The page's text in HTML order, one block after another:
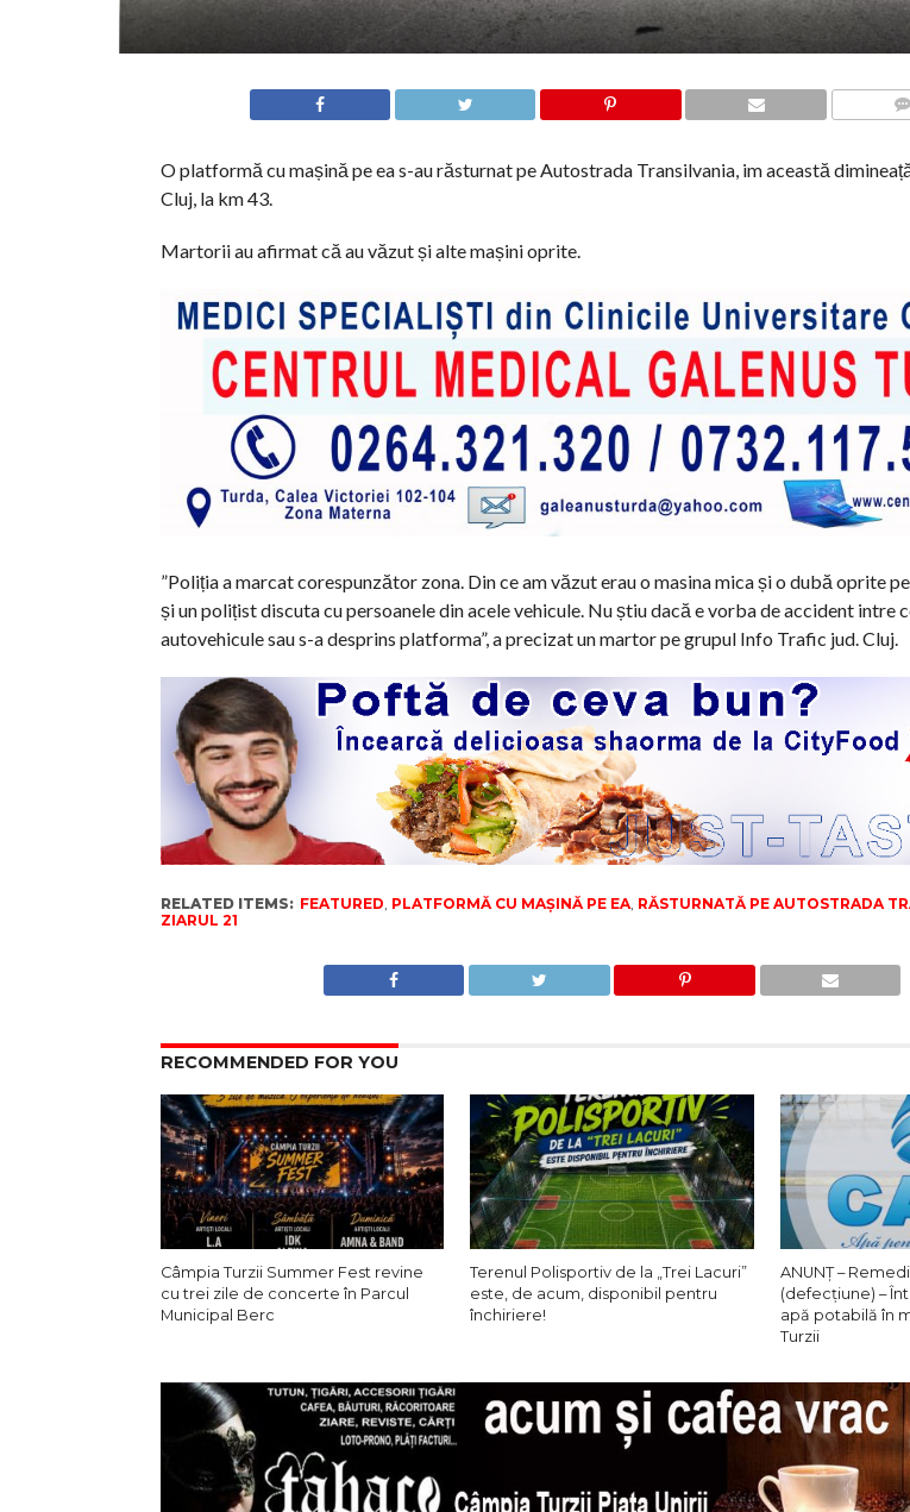
O platformă cu mașină pe ea s-au răsturnat pe Autostrada Transilvania, im această
Cluj, la km 43.
Martorii au afirmat că au văzut și alte mașini oprite.
”Poliția a marcat corespunzător zona. Din ce am văzut erau o masina mica și o dubă oprite
și un polițist discuta cu persoanele din acele vehicule. Nu știu dacă e vorba de accident intre
autovehicule sau s-a desprins platforma”, a precizat un martor pe grupul Info Trafic jud. Cluj.
RELATED ITEMS: FEATURED, PLATFORMĂ CU MAȘINĂ PE EA, RĂSTURNATĂ PE AUTOSTRADA
ZIARUL 21
RECOMMENDED FOR YOU
Câmpia Turzii Summer Fest revine
cu trei zile de concerte în Parcul
Municipal Berc
Terenul Polisportiv de la „Trei Lacuri”
este, de acum, disponibil pentru
închiriere!
ANUNȚ –
(defecțiune) –
apă potabilă în
Turzii